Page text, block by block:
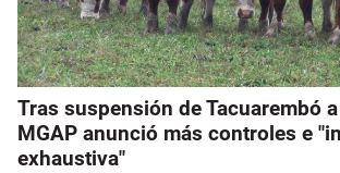
Tras suspensión de Tacuarembó
MGAP anunció más controles e
exhaustiva"